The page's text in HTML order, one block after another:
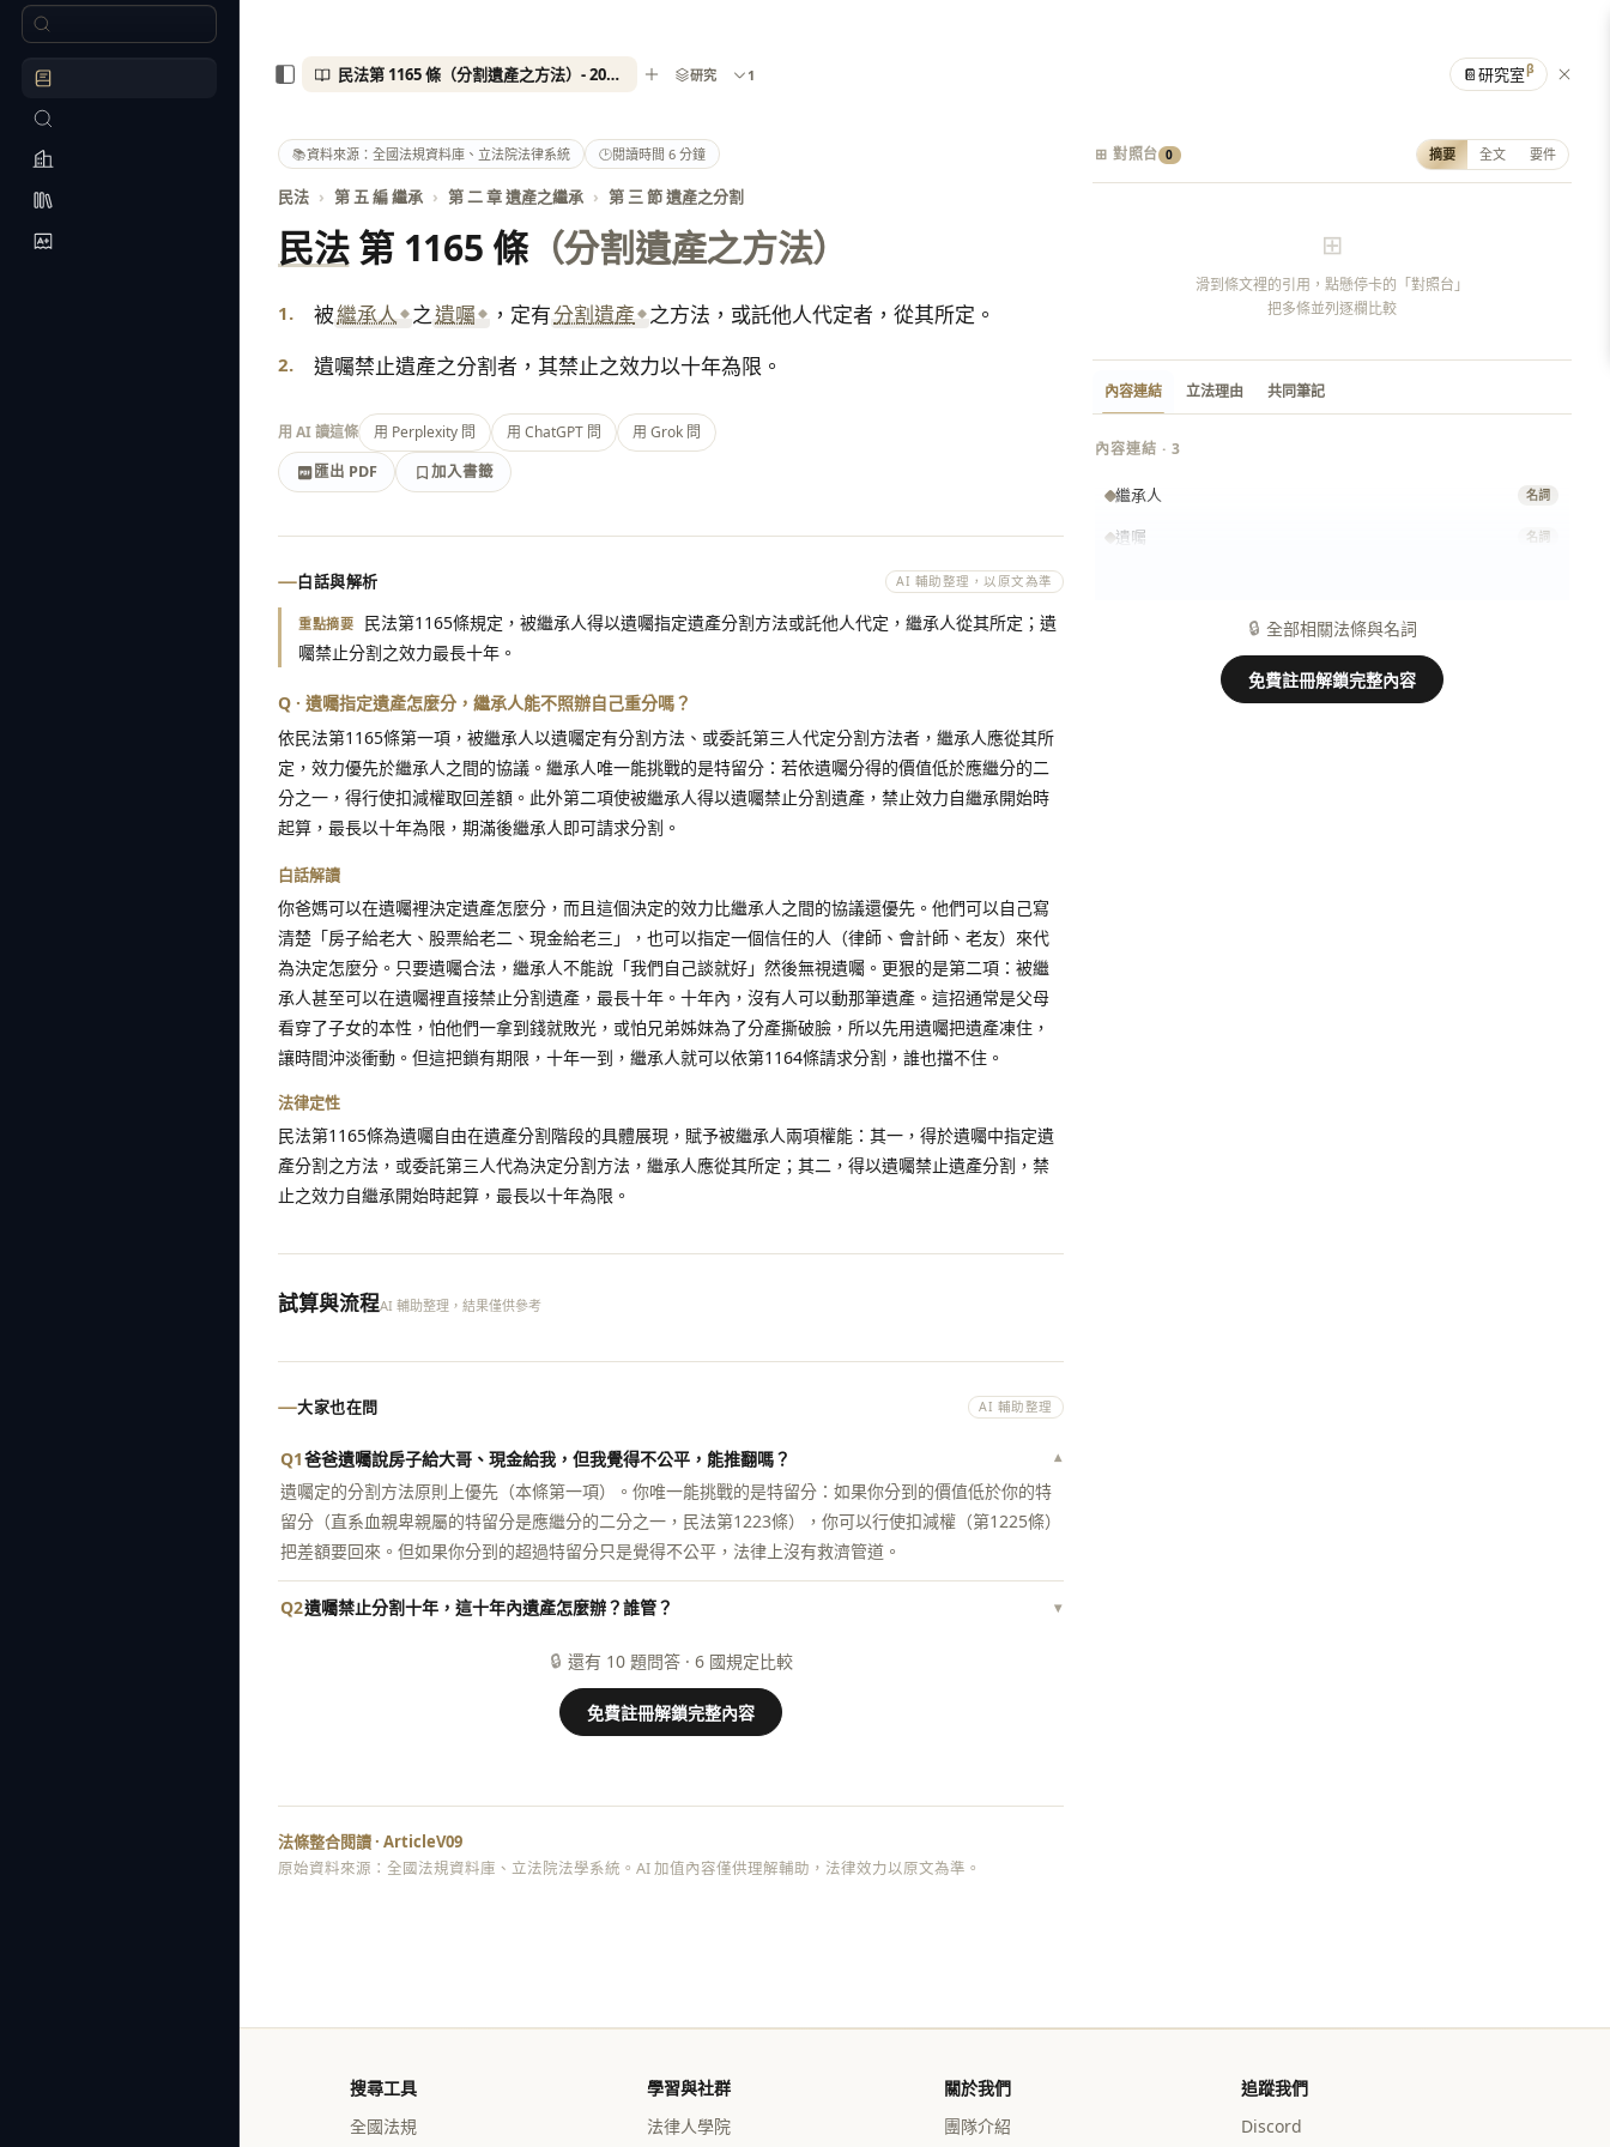
📚資料來源：全國法規資料庫、立法院法律系統 🕑閱讀時間 6 分鐘
民法 › 第 五 編 繼承 › 第 二 章 遺產之繼承 › 第 三 節 遺產之分割
民法第 1165 條（分割遺產之方法）
1. 被繼承人 之遺囑 ，定有分割遺產 之方法，或託他人代定者，從其所定。
2. 遺囑禁止遺產之分割者，其禁止之效力以十年為限。
用 AI 讀這條 用 Perplexity 問 用 ChatGPT 問
用 Grok 問
匯出 PDF
加入書籤
匯出 PDF
加入書籤
白話與解析 AI 輔助整理，以原文為準
重點摘要
民法第1165條規定，被繼承人得以遺囑指定遺產分割方法或託他人代定，繼承人從其所定；遺
囑禁止分割之效力最長十年。
Q · 遺囑指定遺產怎麼分，繼承人能不照辦自己重分嗎？
依民法第1165條第一項，被繼承人以遺囑定有分割方法、或委託第三人代定分割方法者，繼承人應從其所
定，效力優先於繼承人之間的協議。繼承人唯一能挑戰的是特留分：若依遺囑分得的價值低於應繼分的二
分之一，得行使扣減權取回差額。此外第二項使被繼承人得以遺囑禁止分割遺產，禁止效力自繼承開始時
起算，最長以十年為限，期滿後繼承人即可請求分割。
白話解讀
你爸媽可以在遺囑裡決定遺產怎麼分，而且這個決定的效力比繼承人之間的協議還優先。他們可以自己寫
清楚「房子給老大、股票給老二、現金給老三」，也可以指定一個信任的人（律師、會計師、老友）來代
為決定怎麼分。只要遺囑合法，繼承人不能說「我們自己談就好」然後無視遺囑。更狠的是第二項：被繼
承人甚至可以在遺囑裡直接禁止分割遺產，最長十年。十年內，沒有人可以動那筆遺產。這招通常是父母
看穿了子女的本性，怕他們一拿到錢就敗光，或怕兄弟姊妹為了分產撕破臉，所以先用遺囑把遺產凍住，
讓時間沖淡衝動。但這把鎖有期限，十年一到，繼承人就可以依第1164條請求分割，誰也擋不住。
法律定性
民法第1165條為遺囑自由在遺產分割階段的具體展現，賦予被繼承人兩項權能：其一，得於遺囑中指定遺
產分割之方法，或委託第三人代為決定分割方法，繼承人應從其所定；其二，得以遺囑禁止遺產分割，禁
止之效力自繼承開始時起算，最長以十年為限。
試算與流程AI 輔助整理，結果僅供參考
大家也在問 AI 輔助整理
Q1爸爸遺囑說房子給大哥、現金給我，但我覺得不公平，能推翻嗎？ ▾
遺囑定的分割方法原則上優先（本條第一項）。你唯一能挑戰的是特留分：如果你分到的價值低於你的特
留分（直系血親卑親屬的特留分是應繼分的二分之一，民法第1223條），你可以行使扣減權（第1225條）
把差額要回來。但如果你分到的超過特留分只是覺得不公平，法律上沒有救濟管道。
Q2遺囑禁止分割十年，這十年內遺產怎麼辦？誰管？ ▾
🔒 還有 10 題問答 · 6 國規定比較
免費註冊解鎖完整內容
法條整合閱讀 · ArticleV09
原始資料來源：全國法規資料庫、立法院法學系統。AI 加值內容僅供理解輔助，法律效力以原文為準。
⊞ 對照台 0 摘要 全文 要件
⊞
滑到條文裡的引用，點懸停卡的「對照台」
把多條並列逐欄比較
內容連結 立法理由 共同筆記
內容連結 · 3
繼承人 名詞
遺囑 名詞
🔒 全部相關法條與名詞
免費註冊解鎖完整內容
搜尋工具
全國法規
學習與社群
法律人學院
關於我們
團隊介紹
追蹤我們
Discord
民法第 1165 條（分割遺產之方法）- 2026 最新全國法規資料庫 研究 1 📔研究室β